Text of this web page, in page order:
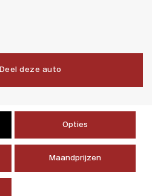
Deel deze auto
Opties
Maandprijzen